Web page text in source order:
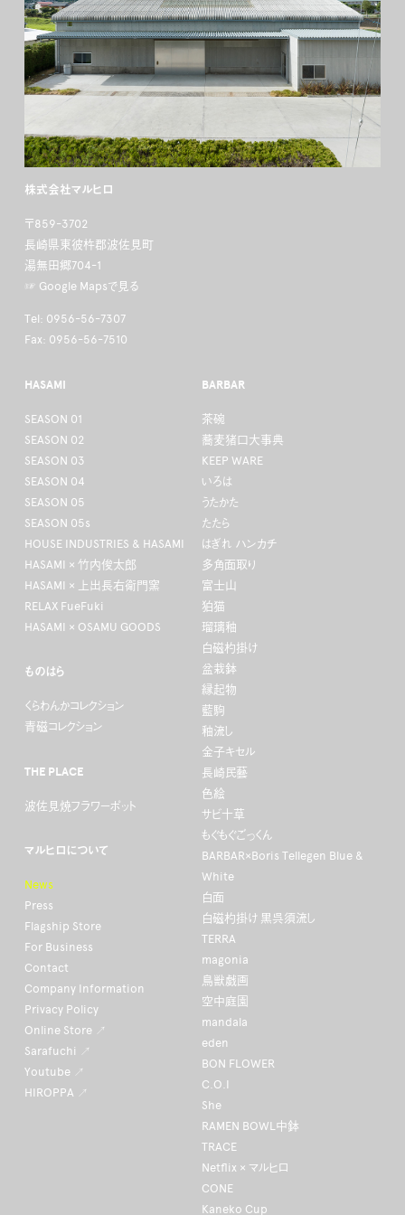
株式会社マルヒロ
〒859-3702
長崎県東彼杵郡波佐見町
湯無田郷704-1
☞ Google Mapsで見る
Tel: 0956-56-7307
Fax: 0956-56-7510
HASAMI
SEASON 01
SEASON 02
SEASON 03
SEASON 04
SEASON 05
SEASON 05s
HOUSE INDUSTRIES & HASAMI
HASAMI × 竹内俊太郎
HASAMI × 上出長右衛門窯
RELAX FueFuki
HASAMI × OSAMU GOODS
BARBAR
茶碗
蕎麦猪口大事典
KEEP WARE
いろは
うたかた
たたら
はぎれ ハンカチ
多角面取り
富士山
狛猫
瑠璃釉
白磁杓掛け
盆栽鉢
縁起物
藍駒
釉流し
金子キセル
長崎民藝
色絵
サビ十草
もぐもぐごっくん
BARBAR×Boris Tellegen Blue &
White
白面
白磁杓掛け 黒呉須流し
TERRA
magonia
鳥獣戯画
空中庭園
mandala
eden
BON FLOWER
C.O.I
She
RAMEN BOWL中鉢
TRACE
Netflix × マルヒロ
CONE
Kaneko Cup
ものはら
くらわんかコレクション
青磁コレクション
THE PLACE
波佐見焼フラワーポット
マルヒロについて
News
Press
Flagship Store
For Business
Contact
Company Information
Privacy Policy
Online Store ↗
Sarafuchi ↗
Youtube ↗
HIROPPA ↗